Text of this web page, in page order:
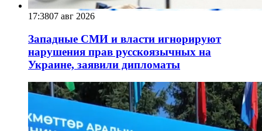
17:3807 авг 2026
Западные СМИ и власти игнорируют
нарушения прав русскоязычных на
Украине, заявили дипломаты